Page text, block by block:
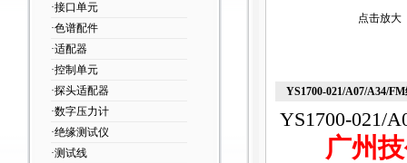
·接口单元
·色谱配件
·适配器
·控制单元
·探头适配器
·数字压力计
·绝缘测试仪
·测试线
点击放大
YS1700-021/A07/A34/
YS1700-021/
广州